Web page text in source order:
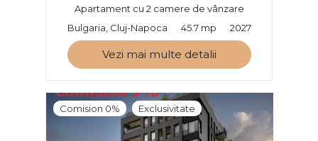
Apartament cu 2 camere de vânzare
Bulgaria, Cluj-Napoca
45.7 mp 2027
Vezi mai multe detalii
Comision 0% Exclusivitate